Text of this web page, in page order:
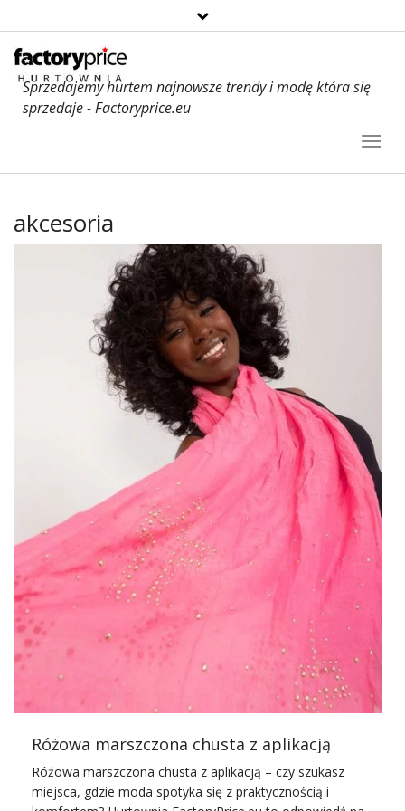
Sprzedajemy hurtem najnowsze trendy i modę która się
sprzedaje - Factoryprice.eu
akcesoria
Różowa marszczona chusta z aplikacją
Różowa marszczona chusta z aplikacją – czy szukasz
miejsca, gdzie moda spotyka się z praktycznością i